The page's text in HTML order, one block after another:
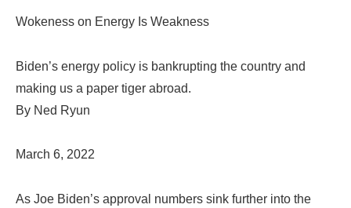
Wokeness on Energy Is Weakness
Biden’s energy policy is bankrupting the country and
making us a paper tiger abroad.
By Ned Ryun
March 6, 2022
As Joe Biden’s approval numbers sink further into the